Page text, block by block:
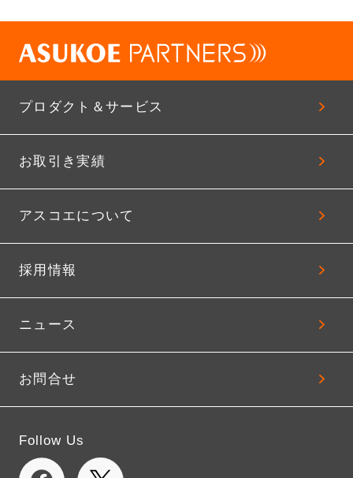
プロダクト＆サービス
お取引き実績
アスコエについて
採用情報
ニュース
お問合せ
Follow Us